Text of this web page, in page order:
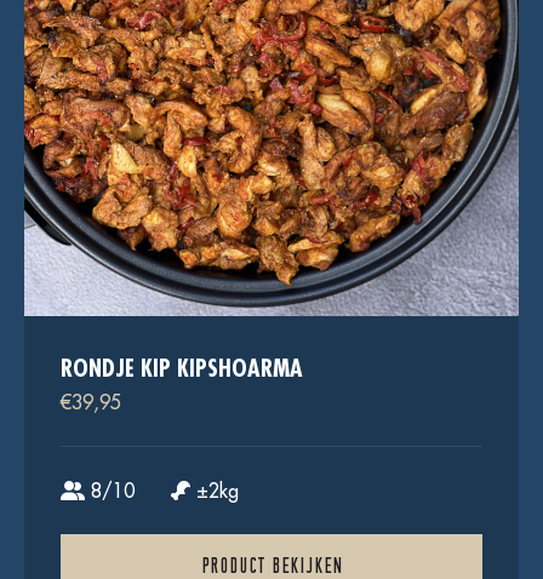
RONDJE KIP KIPSHOARMA
€39,95
8/10 ±2kg
PRODUCT BEKIJKEN